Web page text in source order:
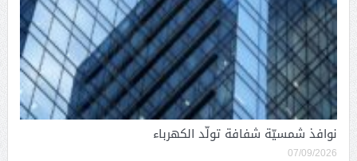
نوافذ شمسيّة شفافة تولّد الكهرباء
07/09/2026